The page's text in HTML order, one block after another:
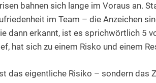
bahnen sich lange im Voraus an.
im Team – die Anzeichen
dann erkannt, ist es sprichwörtlich 5
hat sich zu einem Risko und einem
das eigentliche Risiko – sondern das